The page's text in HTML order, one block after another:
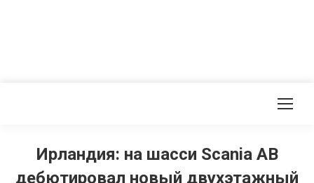
Ирландия: на шасси Scania AB
дебютировал новый двухэтажный